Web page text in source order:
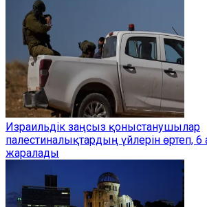
Израильдік заңсыз қоныстанушылар
палестиналықтардың үйлерін өртеп,
жаралады